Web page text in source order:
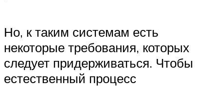
Но, к таким системам есть
некоторые требования, которых
следует придерживаться. Чтобы
естественный процесс